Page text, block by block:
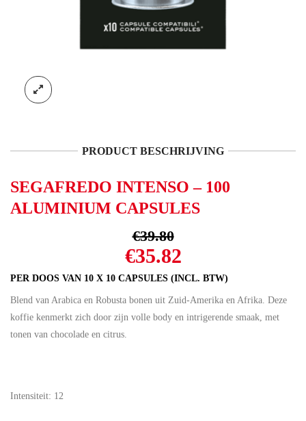
PRODUCT BESCHRIJVING
SEGAFREDO INTENSO – 100
ALUMINIUM CAPSULES
€39.80
Oorspronkelijke
prijs
was:
€39.80.
€35.82Huidige
prijs
is:
€35.82.
PER DOOS VAN 10 X 10 CAPSULES (INCL. BTW)
Blend van Arabica en Robusta bonen uit Zuid-Amerika en Afrika. Deze
koffie kenmerkt zich door zijn volle body en intrigerende smaak, met
tonen van chocolade en citrus.
Intensiteit: 12